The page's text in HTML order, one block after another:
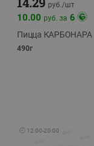
руб./шт
10.00 руб. за 6
Пицца КАРБОНАРА
490г
🕘 12:00-20:00